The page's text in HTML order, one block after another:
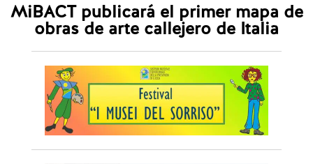
MiBACT publicará el primer mapa de
obras de arte callejero de Italia